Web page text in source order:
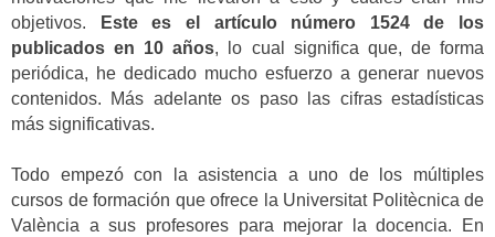
objetivos.
Este es el artículo número 1524 de los
publicados en 10 años, lo cual significa que, de forma
periódica, he dedicado mucho esfuerzo a generar nuevos
contenidos. Más adelante os paso las cifras estadísticas
más significativas.
Todo empezó con la asistencia a uno de los múltiples
cursos de formación que ofrece la Universitat Politècnica de
València a sus profesores para mejorar la docencia. En